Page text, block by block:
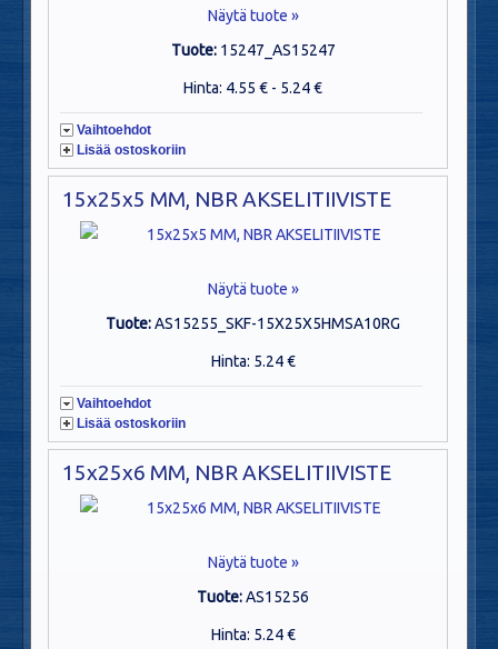
Näytä tuote »
Tuote: 15247_AS15247
Hinta: 4.55 € - 5.24 €
Vaihtoehdot
Lisää ostoskoriin
15x25x5 MM, NBR AKSELITIIVISTE
Näytä tuote »
Tuote:AS15255_SKF-15X25X5HMSA10RG
Hinta: 5.24 €
Vaihtoehdot
Lisää ostoskoriin
15x25x6 MM, NBR AKSELITIIVISTE
Näytä tuote »
Tuote:AS15256
Hinta: 5.24 €